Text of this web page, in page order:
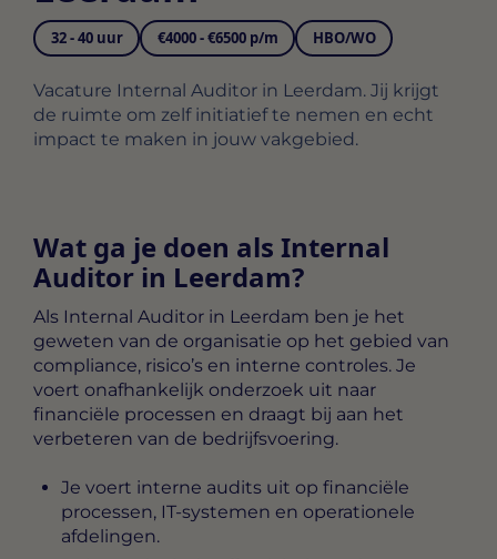
32 - 40 uur €4000 - €6500 p/m HBO/WO
Vacature Internal Auditor in Leerdam. Jij krijgt
de ruimte om zelf initiatief te nemen en echt
impact te maken in jouw vakgebied.
Wat ga je doen als Internal
Auditor in Leerdam?
Als Internal Auditor in Leerdam ben je het
geweten van de organisatie op het gebied van
compliance, risico’s en interne controles. Je
voert onafhankelijk onderzoek uit naar
financiële processen en draagt bij aan het
verbeteren van de bedrijfsvoering.
Je voert interne audits uit op financiële
processen, IT-systemen en operationele
afdelingen.